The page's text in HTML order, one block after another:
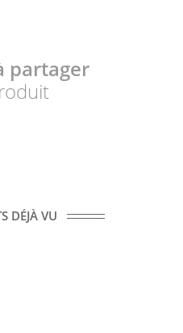
partager
DÉJÀ VU